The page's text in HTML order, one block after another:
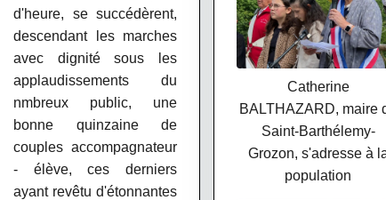
d'heure, se succédèrent,
descendant les marches
avec dignité sous les
applaudissements du
nmbreux public, une
bonne quinzaine de
couples accompagnateur
- élève, ces derniers
ayant revêtu d'étonnantes
Catherine
BALTHAZARD, maire
Saint-Barthélemy-
Grozon, s'adresse à
population